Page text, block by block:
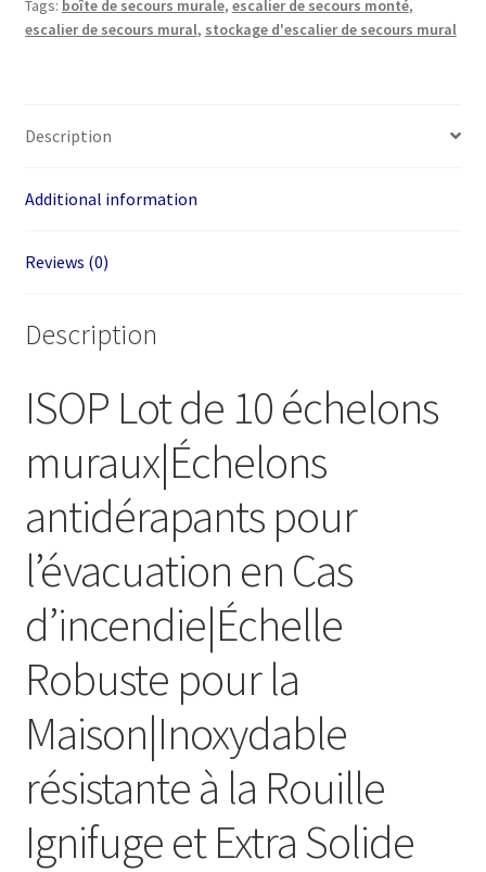
Tags: boîte de secours murale, escalier de secours monté,
escalier de secours mural, stockage d'escalier de secours mural
Description
Additional information
Reviews (0)
Description
ISOP Lot de 10 échelons
muraux|Échelons
antidérapants pour
l’évacuation en Cas
d’incendie|Échelle
Robuste pour la
Maison|Inoxydable
résistante à la Rouille
Ignifuge et Extra Solide